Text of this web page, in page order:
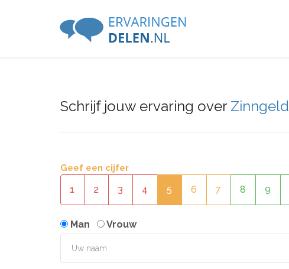
Schrijf jouw ervaring over Zinngeld
Geef een cijfer
1 2 3 4 5 6 7 8 9
Man Vrouw